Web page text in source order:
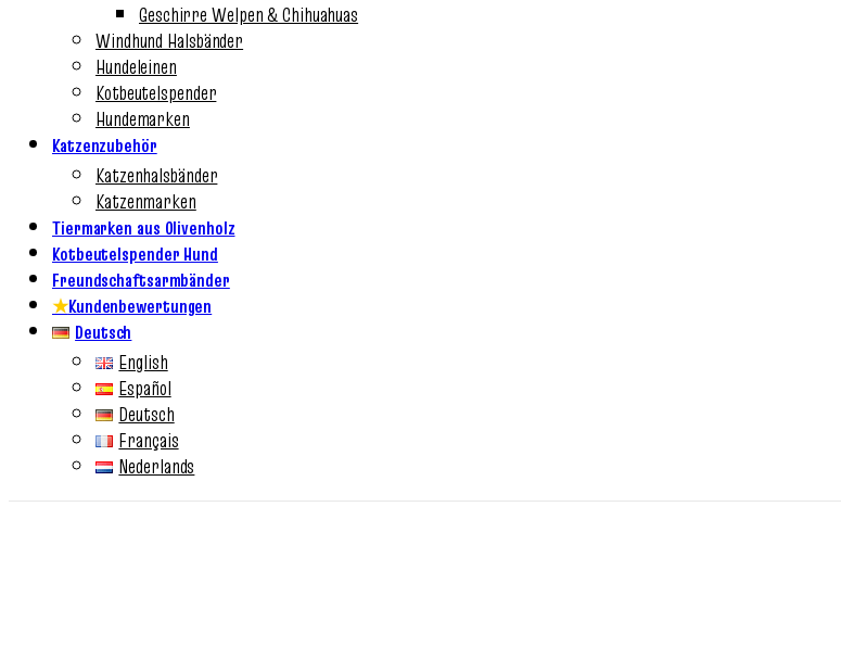
Geschirre Welpen & Chihuahuas
Windhund Halsbänder
Hundeleinen
Kotbeutelspender
Hundemarken
Katzenzubehör
Katzenhalsbänder
Katzenmarken
Tiermarken aus Olivenholz
Kotbeutelspender Hund
Freundschaftsarmbänder
★Kundenbewertungen
Deutsch
English
Español
Deutsch
Français
Nederlands